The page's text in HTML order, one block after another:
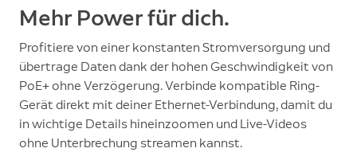
Mehr Power für dich.
Profitiere von einer konstanten Stromversorgung und
übertrage Daten dank der hohen Geschwindigkeit von
PoE+ ohne Verzögerung. Verbinde kompatible Ring-
Gerät direkt mit deiner Ethernet-Verbindung, damit du
in wichtige Details hineinzoomen und Live-Videos
ohne Unterbrechung streamen kannst.